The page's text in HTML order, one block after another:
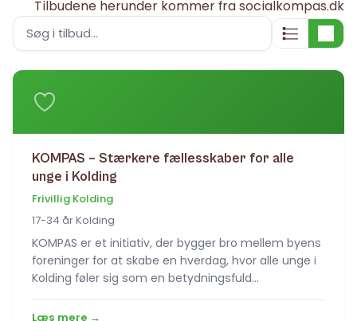
Tilbudene herunder kommer frasocialkompas.dk
Søg i tilbud
KOMPAS – Stærkere fællesskaber for alle
unge i Kolding
Frivillig Kolding
17-34 år Kolding
KOMPAS er et initiativ, der bygger bro mellem byens
foreninger for at skabe en hverdag, hvor alle unge i
Kolding føler sig som en betydningsfuld…
Læs mere →